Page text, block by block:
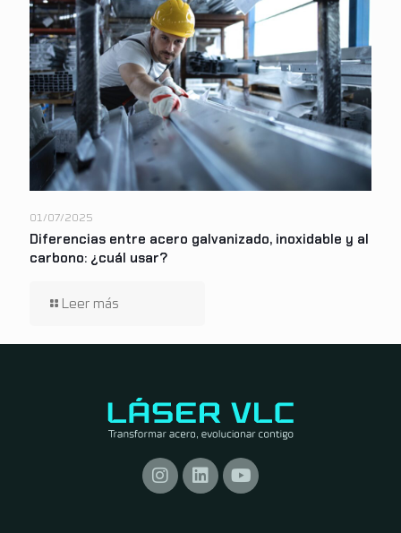
01/07/2025
Diferencias entre acero galvanizado, inoxidable y al
carbono: ¿cuál usar?